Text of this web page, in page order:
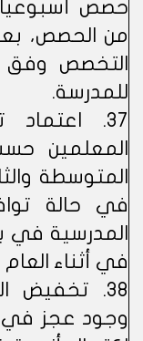
حصص
من الحصص،
التخصص وفق
للمدرسة.
37. اعتماد
المعلمين
المتوسطة
في حالة
المدرسية في
في أثناء
38. تخفيض
وجود عجز في